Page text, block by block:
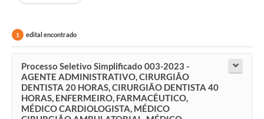
Contato
Obras
Portal do Servidor
Nota Fiscal Eletrônica NFS-e
Serviços ao Cidadão
1 edital encontrado
Processo Seletivo Simplificado 003-2023 -
AGENTE ADMINISTRATIVO, CIRURGIÃO
DENTISTA 20 HORAS, CIRURGIÃO DENTISTA 40
HORAS, ENFERMEIRO, FARMACÊUTICO,
MÉDICO CARDIOLOGISTA, MÉDICO